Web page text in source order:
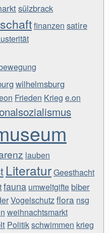
sülzbrack
finanzen satire
wilhelmsburg
Frieden Krieg e.on
lauben
LiteraturGeesthacht
fauna umweltgifte biber
Vogelschutzflora nsg
weihnachtsmarkt
Politikschwimmen krieg